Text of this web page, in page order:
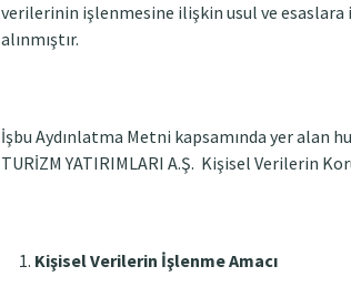
verilerinin işlenmesine ilişkin usul ve esaslara
alınmıştır.
İşbu Aydınlatma Metni kapsamında yer alan
TURİZM YATIRIMLARI A.Ş. Kişisel Verilerin
Kişisel Verilerin İşlenme Amacı